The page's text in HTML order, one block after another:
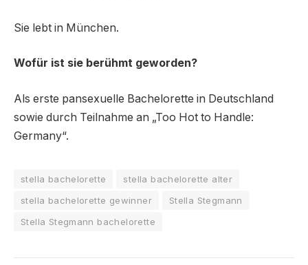
Sie lebt in München.
Wofür ist sie berühmt geworden?
Als erste pansexuelle Bachelorette in Deutschland
sowie durch Teilnahme an „Too Hot to Handle:
Germany“.
stella bachelorette
stella bachelorette alter
stella bachelorette gewinner
Stella Stegmann
Stella Stegmann bachelorette